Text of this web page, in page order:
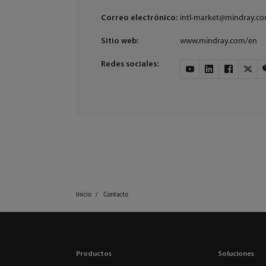
Correo electrónico: intl-
Sitio web: www.mindray.com/en
Redes sociales:
Inicio Contacto
Productos Soluciones